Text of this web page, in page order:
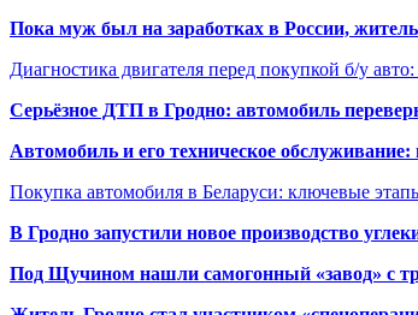
Пока муж был на заработках в России,
Диагностика двигателя перед покупкой б/у
Серьёзное ДТП в Гродно: автомобиль
Автомобиль и его техническое
Покупка автомобиля в Беларуси: ключевые
В Гродно запустили новое производство
Под Щучином нашли самогонный «завод» с